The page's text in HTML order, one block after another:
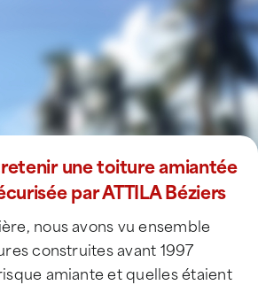
une toiture amiantée
par ATTILA Béziers
nous avons vu ensemble
construites avant 1997
amiante et quelles étaient